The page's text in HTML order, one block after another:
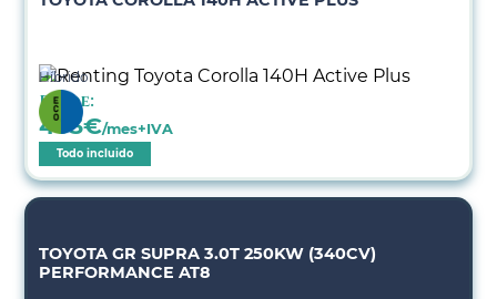
Híbrido
Desde:
403€/mes+IVA
Todo incluido
TOYOTA GR SUPRA 3.0T 250KW (340CV)
PERFORMANCE AT8